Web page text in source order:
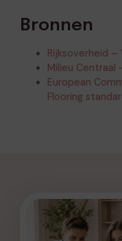
Bronnen
Rijksoverheid
Milieu Centraal
European
Flooring